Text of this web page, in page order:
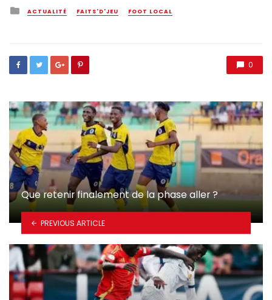
Posted
in
ACTUALITÉ FAITS'D'JEU FOOT LOCAL
0
Que retenir finalement de la phase aller ?
PREVIOUS ARTICLE